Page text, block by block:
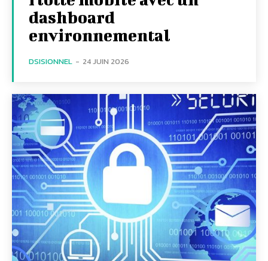
dashboard
environnemental
DSISIONNEL - 24 JUIN 2026